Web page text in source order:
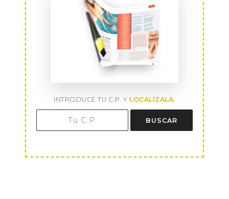
INTRODUCE TU C.P. Y LOCALÍZALA:
BUSCAR